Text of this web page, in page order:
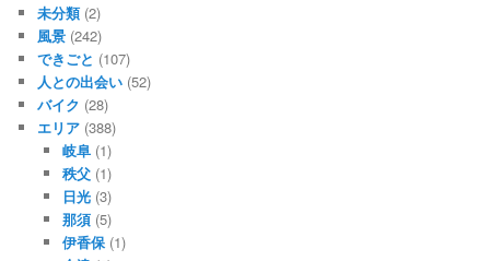
未分類(2)
風景 (242)
できごと (107)
人との出会い (52)
バイク (28)
エリア (388)
岐阜(1)
秩父(1)
日光(3)
那須(5)
伊香保(1)